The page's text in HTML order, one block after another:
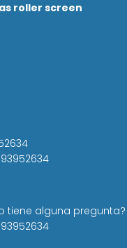
roller screen
tiene alguna pregunta?